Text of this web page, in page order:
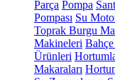
Parça Pompa
Pompası Su
Toprak Burgu
Makineleri
Ürünleri
Makaraları